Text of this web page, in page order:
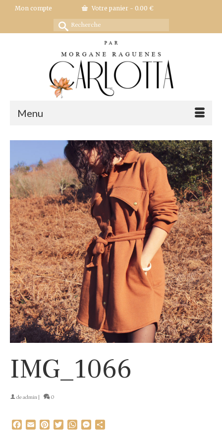
Mon compte Votre panier - 0.00 €
Rechercher :
Menu
IMG_1066
deadmin 0
Facebook
EmailPinterestTwitterWhatsAppMessenger